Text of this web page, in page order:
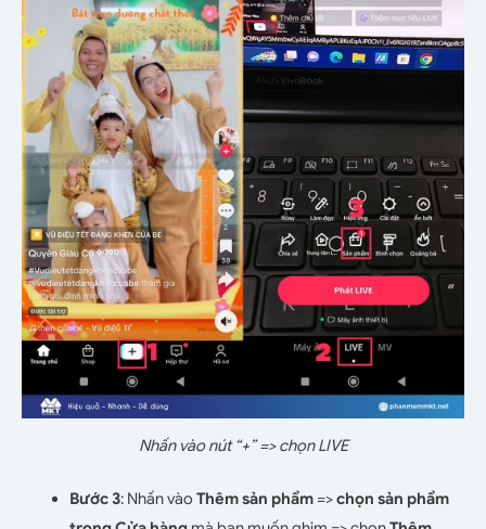
Nhấn vào nút “+” => chọn LIVE
Bước 3: Nhấn vào Thêm sản phẩm=>chọn sản phẩm